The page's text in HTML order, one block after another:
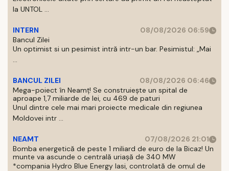
la UNTOL ...
INTERN
08/08/2026 06:59
Bancul Zilei
Un optimist si un pesimist intră intr-un bar. Pesimistul: „Mai
...
BANCUL ZILEI
08/08/2026 06:46
Mega-poiect în Neamț! Se construiește un spital de
aproape 1,7 miliarde de lei, cu 469 de paturi
Unul dintre cele mai mari proiecte medicale din regiunea
Moldovei intr ...
NEAMT
07/08/2026 21:01
Bomba energetică de peste 1 miliard de euro de la Bicaz! Un
munte va ascunde o centrală uriașă de 340 MW
*compania Hydro Blue Energy Iasi, controlată de omul de